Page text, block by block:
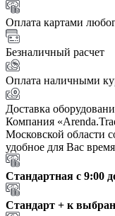
Оплата картами
Безналичный расчет
Оплата наличными
Доставка
Компания
Московской области
удобное для Вас
Стандартная с 9:00
Стандарт + к